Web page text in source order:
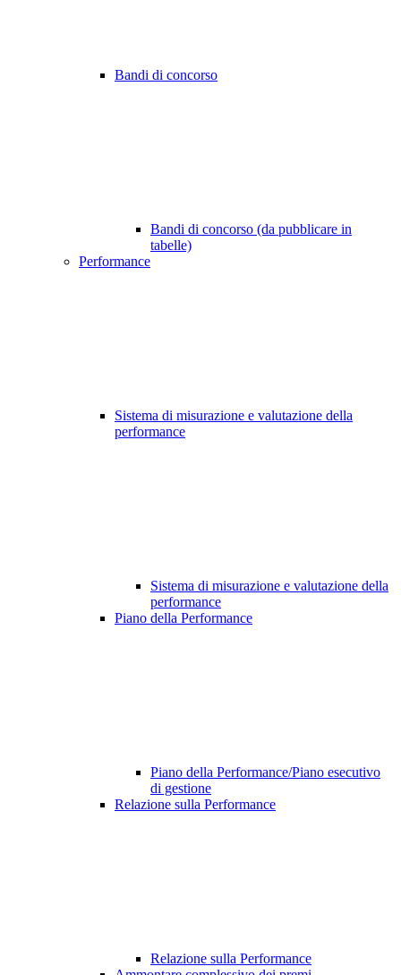
Bandi di concorso
Bandi di concorso (da pubblicare in
tabelle)
Performance
Sistema di misurazione e valutazione della
performance
Sistema di misurazione e valutazione della
performance
Piano della Performance
Piano della Performance/Piano esecutivo
di gestione
Relazione sulla Performance
Relazione sulla Performance